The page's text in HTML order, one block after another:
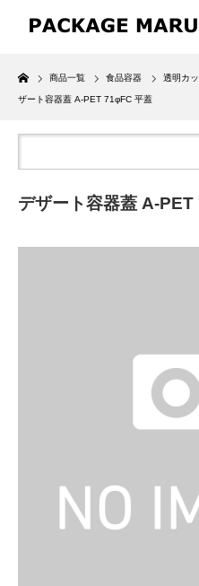
Home
商品一覧 食品容器 透明カ
ザート容器蓋 A-PET 71φFC 平蓋
デザート容器蓋 A-